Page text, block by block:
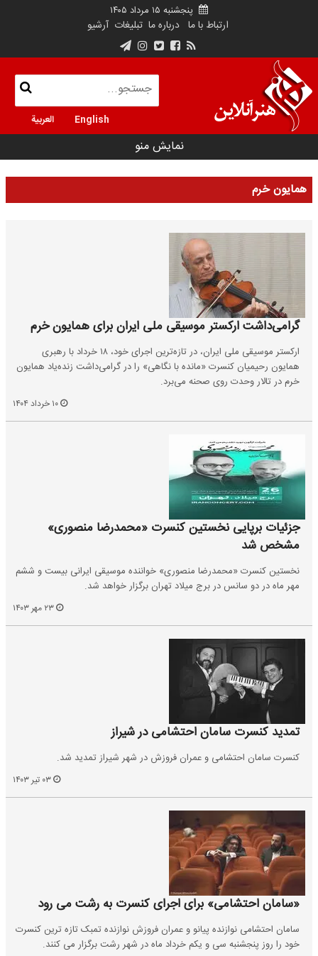
پنجشنبه ۱۵ مرداد ۱۴۰۵
ارتباط با ما درباره ما تبلیغات آرشیو
English العربية
نمایش منو
همایون خرم
گرامی‌داشت ارکستر موسیقی ملی ایران برای همایون خرم
ارکستر موسیقی ملی ایران، در تازه‌ترین اجرای خود، ۱۸ خرداد با رهبری
همایون رحیمیان کنسرت «مانده‌ با نگاهی» را در گرامی‌داشت زنده‌یاد همایون
خرم در تالار وحدت روی صحنه می‌برد.
جزئیات برپایی نخستین کنسرت «محمدرضا منصوری»
مشخص شد
نخستین کنسرت «محمدرضا منصوری» خواننده موسیقی ایرانی بیست و ششم
مهر ماه در دو سانس در برج میلاد تهران برگزار خواهد شد.
تمدید کنسرت سامان احتشامی در شیراز
کنسرت سامان احتشامی و عمران فروزش در شهر شیراز تمدید شد.
«سامان احتشامی» برای اجرای کنسرت به رشت می رود
سامان احتشامی نوازنده پیانو و عمران فروزش نوازنده تمبک تازه ترین کنسرت
خود را روز پنجشنبه سی و یکم خرداد ماه در شهر رشت برگزار می کنند.